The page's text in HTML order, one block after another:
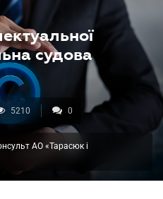
судова
5210 0
АО «Тарасюк і